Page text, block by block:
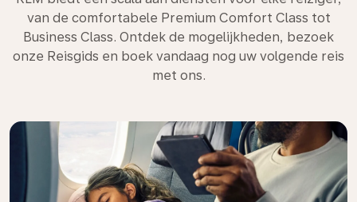
van de comfortabele Premium Comfort Class tot
Business Class. Ontdek de mogelijkheden, bezoek
onze Reisgids en boek vandaag nog uw volgende reis
met ons.